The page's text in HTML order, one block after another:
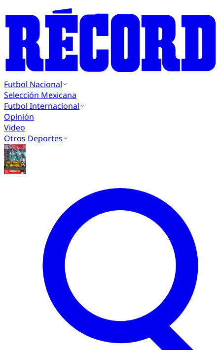
Futbol Nacional
Selección Mexicana
Futbol Internacional
Opinión
Video
Otros Deportes